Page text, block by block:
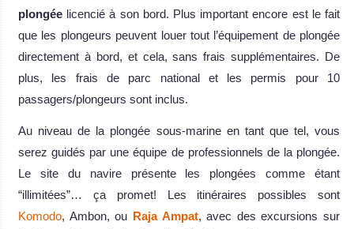
plongée licencié à son bord. Plus important encore est le fait
que les plongeurs peuvent louer tout l’équipement de plongée
directement à bord, et cela, sans frais supplémentaires. De
plus, les frais de parc national et les permis pour 10
passagers/plongeurs sont inclus.
Au niveau de la plongée sous-marine en tant que tel, vous
serez guidés par une équipe de professionnels de la plongée.
Le site du navire présente les plongées comme étant
“illimitées”… ça promet! Les itinéraires possibles sont
Komodo, Ambon, ou Raja Ampat, avec des excursions sur